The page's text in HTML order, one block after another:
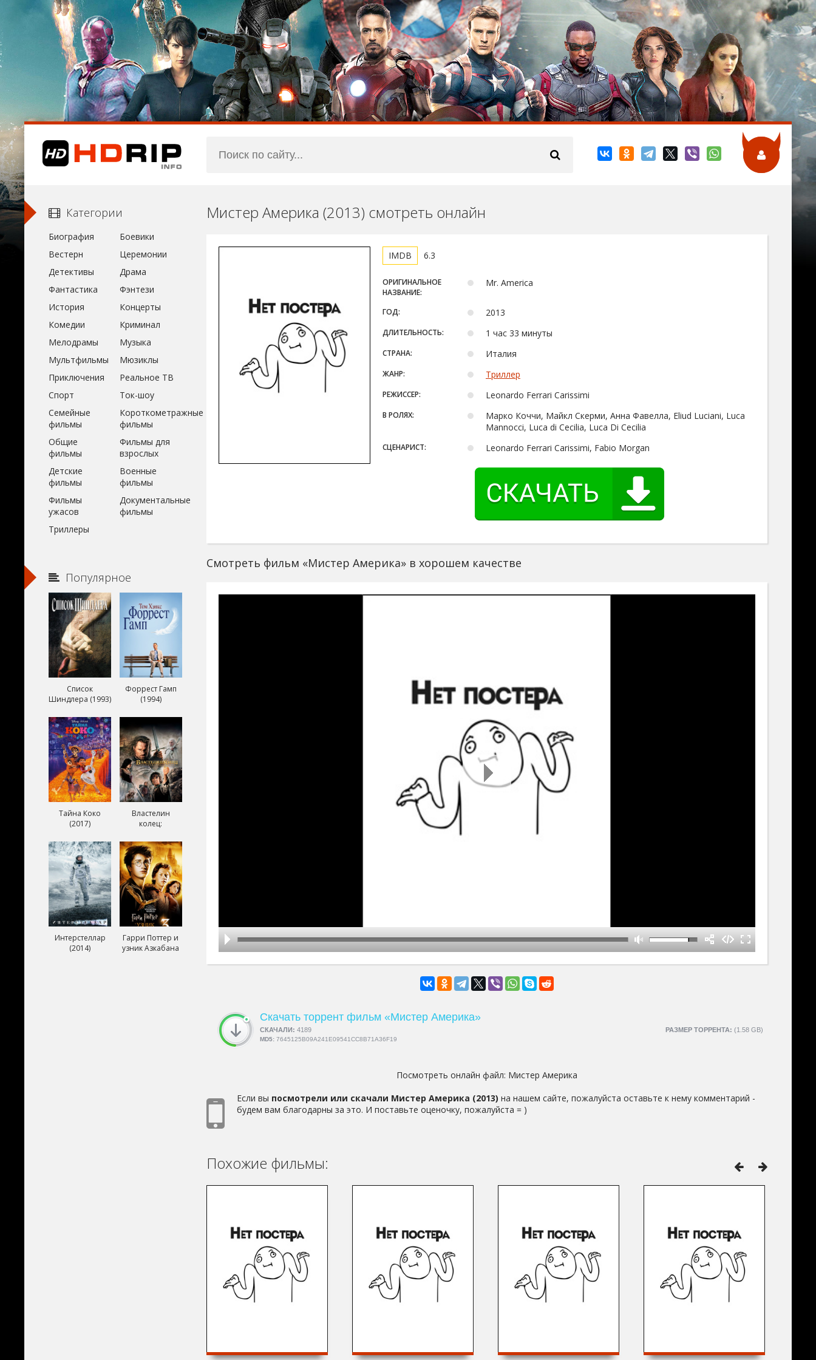
Мистер Америка (2013) смотреть онлайн
6.3
ОРИГИНАЛЬНОЕ
НАЗВАНИЕ:
Mr. America
ГОД: 2013
ДЛИТЕЛЬНОСТЬ: 1 час 33 минуты
СТРАНА: Италия
ЖАНР: Триллер
РЕЖИССЕР: Leonardo Ferrari Carissimi
В РОЛЯХ:
Марко Коччи, Майкл Скерми, Анна Фавелла, Eliud Luciani, Luca
Mannocci, Luca di Cecilia, Luca Di Cecilia
СЦЕНАРИСТ: Leonardo Ferrari Carissimi, Fabio Morgan
Смотреть фильм «Мистер Америка» в хорошем качестве
Скачать торрент фильм «Мистер Америка»
РАЗМЕР ТОРРЕНТА: (1.58 GB)
СКАЧАЛИ: 4189
MD5: 7645125B09A241E09541CC8B71A36F19
Посмотреть онлайн файл: Мистер Америка
Если вы посмотрели или скачали Мистер Америка (2013) на нашем сайте, пожалуйста оставьте к нему комментарий -
будем вам благодарны за это. И поставьте оценочку, пожалуйста = )
Похожие фильмы:
Категории
Биография
Боевики
Вестерн
Церемонии
Детективы
Драма
Фантастика
Фэнтези
История
Концерты
Комедии
Криминал
Мелодрамы
Музыка
Мультфильмы
Мюзиклы
Приключения
Реальное ТВ
Спорт
Ток-шоу
Семейные
фильмы
Короткометражные
фильмы
Общие
фильмы
Фильмы для
взрослых
Детские
фильмы
Военные
фильмы
Фильмы
ужасов
Документальные
фильмы
Триллеры
Популярное
Список
Шиндлера (1993)
Форрест Гамп
(1994)
Тайна Коко
(2017)
Властелин
колец:
короля (2003)
Интерстеллар
(2014)
Гарри Поттер и
узник Азкабана